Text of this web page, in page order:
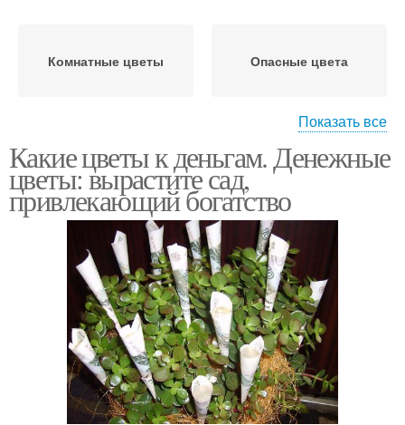
Комнатные цветы Опасные цвета
Любовные цветы
Цвета с мужской
энергетикой
Цвета для домашнего
благополучия
Искусственные цветы
Цвета по зодиаку
Показать все
Какие цветы к деньгам. Денежные
цветы: вырастите сад,
привлекающий богатство